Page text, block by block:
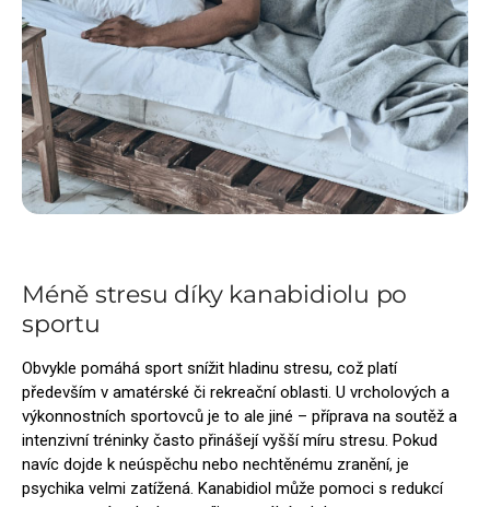
Méně stresu díky kanabidiolu po
sportu
Obvykle pomáhá sport snížit hladinu stresu, což platí
především v amatérské či rekreační oblasti. U vrcholových a
výkonnostních sportovců je to ale jiné – příprava na soutěž a
intenzivní tréninky často přinášejí vyšší míru stresu. Pokud
navíc dojde k neúspěchu nebo nechtěnému zranění, je
psychika velmi zatížená. Kanabidiol může pomoci s redukcí